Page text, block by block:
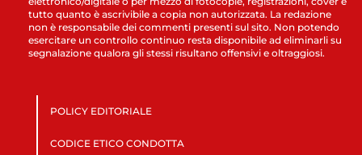
tutto quanto è ascrivibile a copia non autorizzata. La redazione
non è responsabile dei commenti presenti sul sito. Non potendo
esercitare un controllo continuo resta disponibile ad eliminarli su
segnalazione qualora gli stessi risultano offensivi e oltraggiosi.
POLICY EDITORIALE
CODICE ETICO CONDOTTA